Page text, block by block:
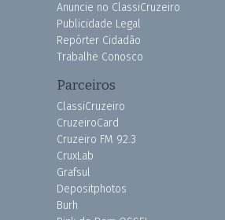
Anuncie no ClassiCruzeiro
Publicidade Legal
Repórter Cidadão
Trabalhe Conosco
Parceiros
ClassiCruzeiro
CruzeiroCard
Cruzeiro FM 92.3
CruxLab
Grafsul
Depositphotos
Burh